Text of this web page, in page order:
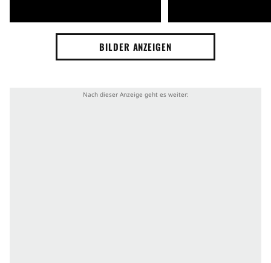
BILDER ANZEIGEN